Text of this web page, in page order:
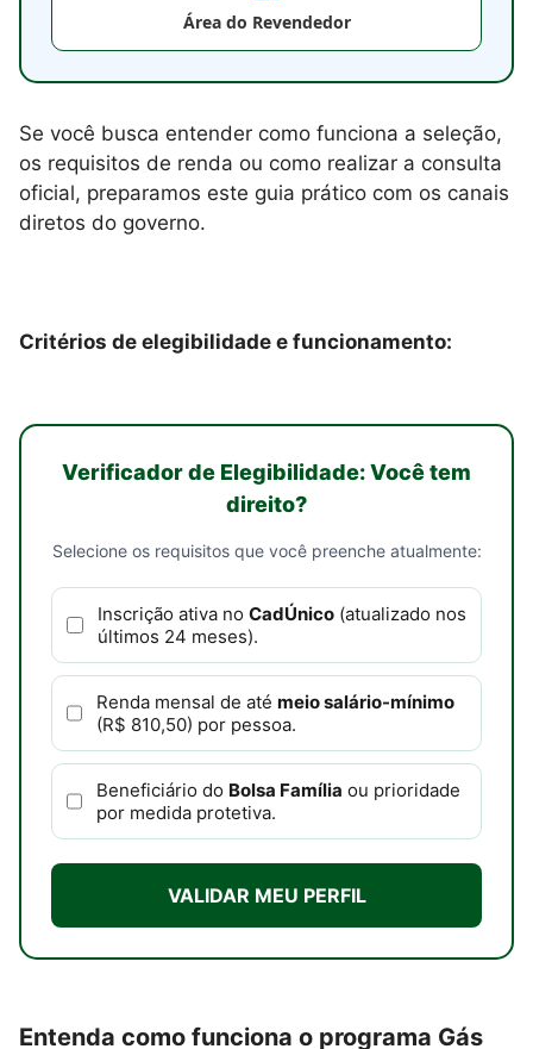
Área do Revendedor
Se você busca entender como funciona a seleção,
os requisitos de renda ou como realizar a consulta
oficial, preparamos este guia prático com os canais
diretos do governo.
Critérios de elegibilidade e funcionamento:
Verificador de Elegibilidade: Você tem
direito?
Selecione os requisitos que você preenche atualmente:
Inscrição ativa no CadÚnico(atualizado nos
últimos 24 meses).
Renda mensal de atémeio salário-mínimo
(R$ 810,50) por pessoa.
Beneficiário do Bolsa Família ou prioridade
por medida protetiva.
VALIDAR MEU PERFIL
Entenda como funciona o programa Gás